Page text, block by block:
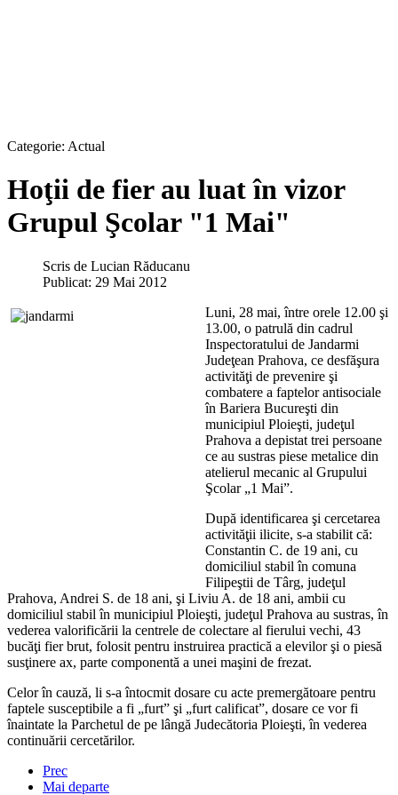
Categorie: Actual
Hoţii de fier au luat în vizor
Grupul Şcolar "1 Mai"
Scris de Lucian Răducanu
Publicat: 29 Mai 2012
Luni, 28 mai, între orele 12.00 şi
13.00, o patrulă din cadrul
Inspectoratului de Jandarmi
Judeţean Prahova, ce desfăşura
activităţi de prevenire şi
combatere a faptelor antisociale
în Bariera Bucureşti din
municipiul Ploieşti, judeţul
Prahova a depistat trei persoane
ce au sustras piese metalice din
atelierul mecanic al Grupului
Şcolar „1 Mai”.
După identificarea şi cercetarea
activităţii ilicite, s-a stabilit că:
Constantin C. de 19 ani, cu
domiciliul stabil în comuna
Filipeştii de Târg, judeţul
Prahova, Andrei S. de 18 ani, şi Liviu A. de 18 ani, ambii cu
domiciliul stabil în municipiul Ploieşti, judeţul Prahova au sustras, în
vederea valorificării la centrele de colectare al fierului vechi, 43
bucăţi fier brut, folosit pentru instruirea practică a elevilor şi o piesă
susţinere ax, parte componentă a unei maşini de frezat.
Celor în cauză, li s-a întocmit dosare cu acte premergătoare pentru
faptele susceptibile a fi „furt” şi „furt calificat”, dosare ce vor fi
înaintate la Parchetul de pe lângă Judecătoria Ploieşti, în vederea
continuării cercetărilor.
Prec
Mai departe